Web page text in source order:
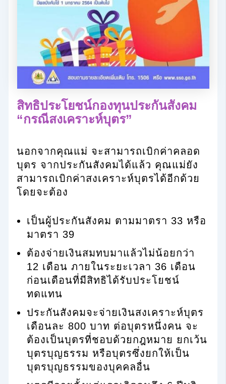
สิทธิประโยชน์กองทุนประกันสังคม
“กรณีสงเคราะห์บุตร”
นอกจากคุณแม่ จะสามารถเบิกค่าคลอด
บุตร จากประกันสังคมได้แล้ว คุณแม่ยัง
สามารถเบิกค่าสงเคราะห์บุตรได้อีกด้วย
โดยจะต้อง
เป็นผู้ประกันสังคม ตามมาตรา 33 หรือ
มาตรา 39
ต้องจ่ายเงินสมทบมาแล้วไม่น้อยกว่า
12 เดือน ภายในระยะเวลา 36 เดือน
ก่อนเดือนที่มีสิทธิได้รับประโยชน์
ทดแทน
ประกันสังคมจะจ่ายเงินสงเคราะห์บุตร
เดือนละ 800 บาท ต่อบุตรหนึ่งคน จะ
ต้องเป็นบุตรที่ชอบด้วยกฎหมาย ยกเว้น
บุตรบุญธรรม หรือบุตรซึ่งยกให้เป็น
บุตรบุญธรรมของบุคคลอื่น